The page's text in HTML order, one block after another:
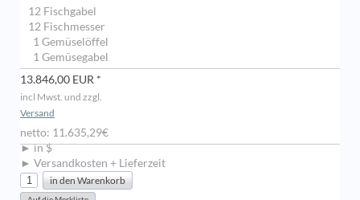
12 Fischgabel
12 Fischmesser
1 Gemüselöffel
1 Gemüsegabel
13.846,00 EUR *
incl Mwst. und zzgl.
Versand
netto: 11.635,29€
► in $
► Versandkosten + Lieferzeit